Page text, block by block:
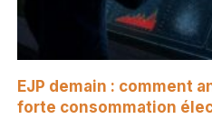
EJP demain : comment
forte consommation